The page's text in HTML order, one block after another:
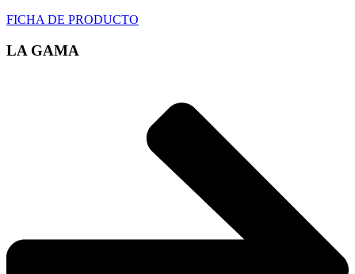
FICHA DE PRODUCTO
LA GAMA